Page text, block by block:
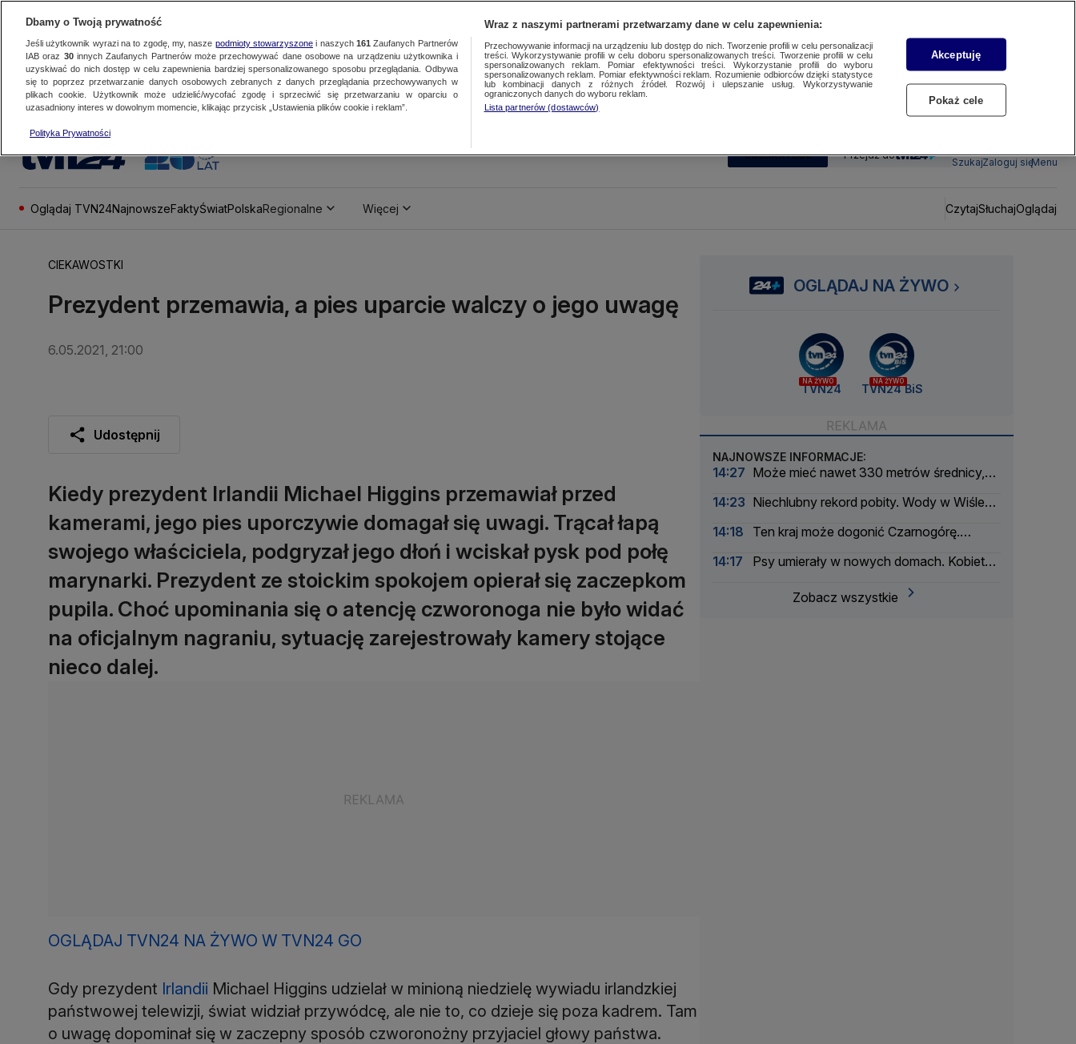
SUBSKRYBUJ Przejdź do
SzukajZaloguj sięMenu
Oglądaj TVN24NajnowszeFaktyŚwiatPolskaRegionalne Więcej CzytajSłuchajOglądaj
CIEKAWOSTKI
Prezydent przemawia, a pies uparcie walczy o jego uwagę
6.05.2021, 21:00
Udostępnij
Kiedy prezydent Irlandii Michael Higgins przemawiał przed
kamerami, jego pies uporczywie domagał się uwagi. Trącał łapą
swojego właściciela, podgryzał jego dłoń i wciskał pysk pod połę
marynarki. Prezydent ze stoickim spokojem opierał się zaczepkom
pupila. Choć upominania się o atencję czworonoga nie było widać
na oficjalnym nagraniu, sytuację zarejestrowały kamery stojące
nieco dalej.
OGLĄDAJ TVN24 NA ŻYWO W TVN24 GO
Gdy prezydent Irlandii Michael Higgins udzielał w minioną niedzielę wywiadu irlandzkiej
państwowej telewizji, świat widział przywódcę, ale nie to, co dzieje się poza kadrem. Tam
o uwagę dopominał się w zaczepny sposób czworonożny przyjaciel głowy państwa.
OGLĄDAJ NA ŻYWO
NA ŻYWO
TVN24
NA ŻYWO
TVN24 BiS
NAJNOWSZE INFORMACJE:
14:27 Może mieć nawet 330 metrów średnicy,
14:23 Niechlubny rekord pobity. Wody w Wiśle
14:18
Ten kraj może dogonić Czarnogórę.
14:17
Psy umierały w nowych domach. Kobieta
Zobacz wszystkie
Dbamy o Twoją prywatność
Jeśli użytkownik wyrazi na to zgodę, my, nasze podmioty stowarzyszonei naszych 161 Zaufanych Partnerów
IAB oraz 30innych Zaufanych Partnerów może przechowywać dane osobowe na urządzeniu użytkownika i
uzyskiwać do nich dostęp w celu zapewnienia bardziej spersonalizowanego sposobu przeglądania. Odbywa
się to poprzez przetwarzanie danych osobowych zebranych z danych przeglądania przechowywanych w
plikach cookie. Użytkownik może udzielić/wycofać zgodę i sprzeciwić się przetwarzaniu w oparciu o
uzasadniony interes w dowolnym momencie, klikając przycisk „Ustawienia plików cookie i reklam”.
Polityka Prywatności
Wraz z naszymi partnerami przetwarzamy dane w celu zapewnienia:
Przechowywanie informacji na urządzeniu lub dostęp do nich. Tworzenie profili w celu personalizacji
treści. Wykorzystywanie profili w celu doboru spersonalizowanych treści. Tworzenie profili w celu
spersonalizowanych reklam. Pomiar efektywności treści. Wykorzystanie profili do wyboru
spersonalizowanych reklam. Pomiar efektywności reklam. Rozumienie odbiorców dzięki statystyce
lub kombinacji danych z różnych źródeł. Rozwój i ulepszanie usług. Wykorzystywanie
ograniczonych danych do wyboru reklam.
Lista partnerów (dostawców)
Akceptuję
Pokaż cele